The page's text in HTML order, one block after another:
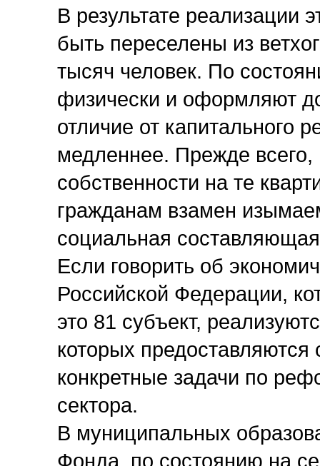
В результате реализации
быть переселены из
тысяч человек. По
физически и оформляют
отличие от капитального
медленнее. Прежде
собственности на те
гражданам взамен
социальная
Если говорить об
Российской Федерации,
это 81 субъект,
которых
конкретные задачи по
сектора.
В муниципальных
Фонда, по состоянию на